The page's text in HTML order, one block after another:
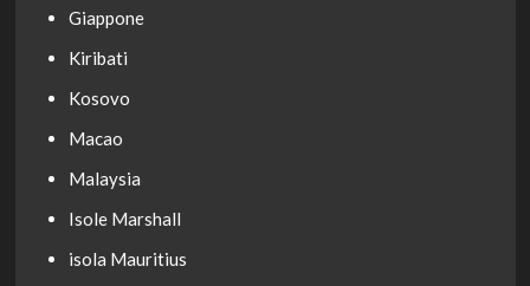
Giappone
Kiribati
Kosovo
Macao
Malaysia
Isole Marshall
isola Mauritius